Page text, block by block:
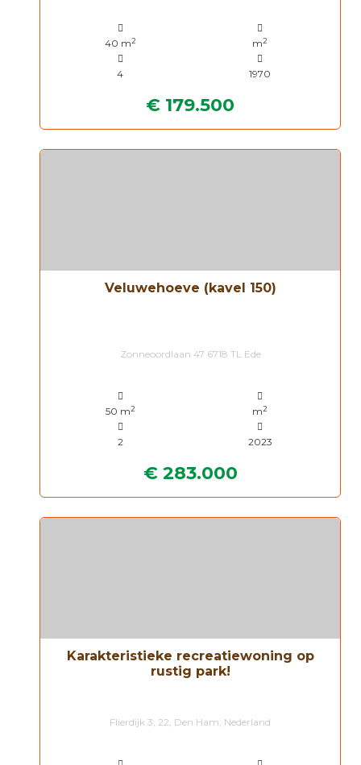
40 m2 m2
4 1970
€ 179.500
Veluwehoeve (kavel 150)
Zonneoordlaan 47 6718 TL Ede
50 m2 m2
2 2023
€ 283.000
Karakteristieke recreatiewoning op
rustig park!
Flierdijk 3, 22, Den Ham, Nederland